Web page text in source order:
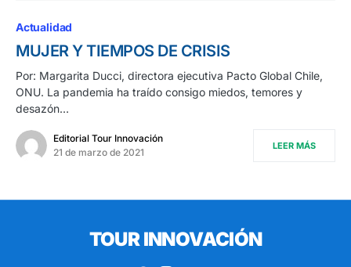
Actualidad
MUJER Y TIEMPOS DE CRISIS
Por: Margarita Ducci, directora ejecutiva Pacto Global Chile,
ONU. La pandemia ha traído consigo miedos, temores y
desazón…
Editorial Tour Innovación
21 de marzo de 2021
LEER MÁS
TOUR INNOVACIÓN